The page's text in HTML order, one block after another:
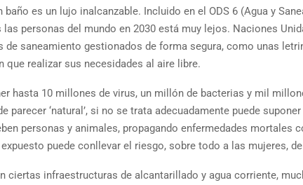
es un lujo inalcanzable. Incluido en el ODS 6 (Agua y
personas del mundo en 2030 está muy lejos. Naciones
saneamiento gestionados de forma segura, como unas
realizar sus necesidades al aire libre.
hasta 10 millones de virus, un millón de bacterias y mil
parecer ‘natural’, si no se trata adecuadamente puede
personas y animales, propagando enfermedades mortales
puede conllevar el riesgo, sobre todo a las mujeres,
ciertas infraestructuras de alcantarillado y agua corriente,